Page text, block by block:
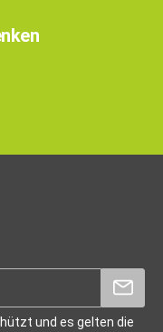
und es gelten die